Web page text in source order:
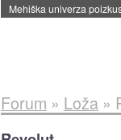
Evropska vesoljska
Forum » Loža»